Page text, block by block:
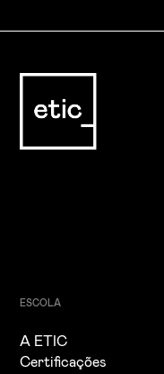
ESCOLA
A ETIC
Certificações